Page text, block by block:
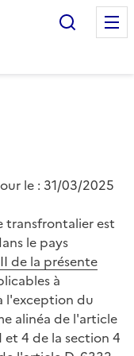
le : 31/03/2025
transfrontalier est
le pays
de la présente
à
l'exception du
alinéa de l'article
et 4 de la section 4